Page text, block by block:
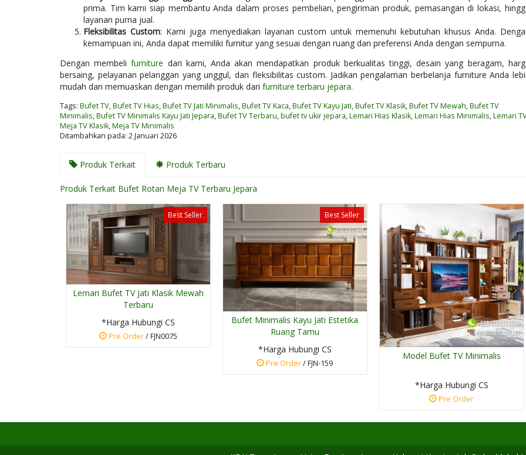
prima. Tim kami siap membantu Anda dalam proses pembelian, pengiriman produk, pemasangan di lokasi,
layanan purna jual.
Fleksibilitas Custom: Kami juga menyediakan layanan custom untuk memenuhi kebutuhan khusus Anda.
kemampuan ini, Anda dapat memiliki furnitur yang sesuai dengan ruang dan preferensi Anda dengan sempurna.
Dengan membelifurniture dari kami, Anda akan mendapatkan produk berkualitas tinggi, desain yang beragam,
bersaing, pelayanan pelanggan yang unggul, dan fleksibilitas custom. Jadikan pengalaman berbelanja furniture Anda
mudah dan memuaskan dengan memilih produk dari furniture terbaru jepara.
Tags: Bufet TV,Bufet TV Hias,Bufet TV Jati Minimalis,Bufet TV Kaca,Bufet TV Kayu Jati,Bufet TV Klasik,Bufet TV Mewah,Bufet TV
Minimalis,Bufet TV Minimalis Kayu Jati Jepara,Bufet TV Terbaru,bufet tv ukir jepara,Lemari Hias Klasik,Lemari Hias Minimalis,Lemari
Meja TV Klasik,Meja TV Minimalis
Ditambahkan pada: 2 Januari 2026
Produk Terkait Produk Terbaru
Produk Terkait Bufet Rotan Meja TV Terbaru Jepara
Best Seller
Lemari Bufet TV Jati Klasik Mewah
Terbaru
*Harga Hubungi CS
Pre Order/ FJN0075
Best Seller
Bufet Minimalis Kayu Jati Estetika
Ruang Tamu
*Harga Hubungi CS
Pre Order/ FJN-159
Model Bufet TV Minimalis
*Harga Hubungi CS
Pre Order